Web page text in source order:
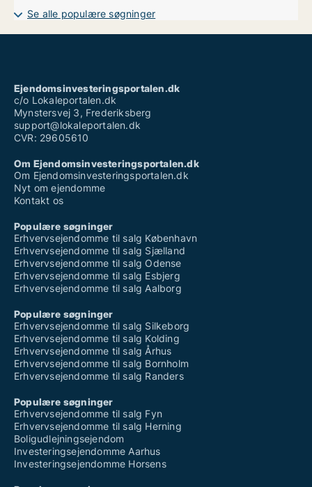
Se alle populære søgninger
Ejendomsinvesteringsportalen.dk
c/o Lokaleportalen.dk
Mynstersvej 3, Frederiksberg
support@lokaleportalen.dk
CVR: 29605610
Om Ejendomsinvesteringsportalen.dk
Om Ejendomsinvesteringsportalen.dk
Nyt om ejendomme
Kontakt os
Populære søgninger
Erhvervsejendomme til salg København
Erhvervsejendomme til salg Sjælland
Erhvervsejendomme til salg Odense
Erhvervsejendomme til salg Esbjerg
Erhvervsejendomme til salg Aalborg
Populære søgninger
Erhvervsejendomme til salg Silkeborg
Erhvervsejendomme til salg Kolding
Erhvervsejendomme til salg Århus
Erhvervsejendomme til salg Bornholm
Erhvervsejendomme til salg Randers
Populære søgninger
Erhvervsejendomme til salg Fyn
Erhvervsejendomme til salg Herning
Boligudlejningsejendom
Investeringsejendomme Aarhus
Investeringsejendomme Horsens